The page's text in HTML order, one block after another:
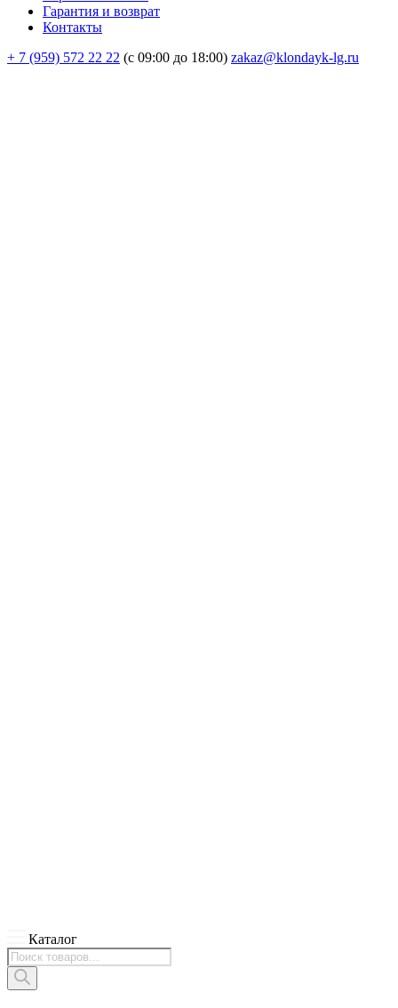
Гарантия и возврат
Контакты
+ 7 (959) 572 22 22 (с 09:00 до 18:00) zakaz@klondayk-lg.ru
Каталог
Поиск
товаров